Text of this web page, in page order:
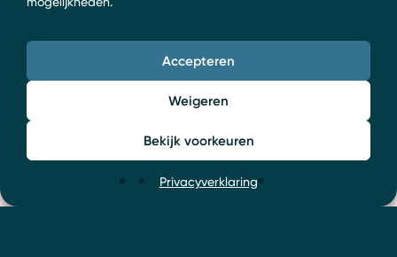
Accepteren
Weigeren
Bekijk voorkeuren
Privacyverklaring